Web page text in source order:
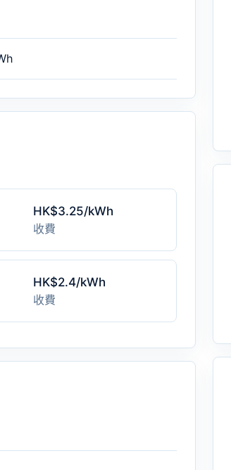
HK$3.25/kWh
收費
HK$2.4/kWh
收費